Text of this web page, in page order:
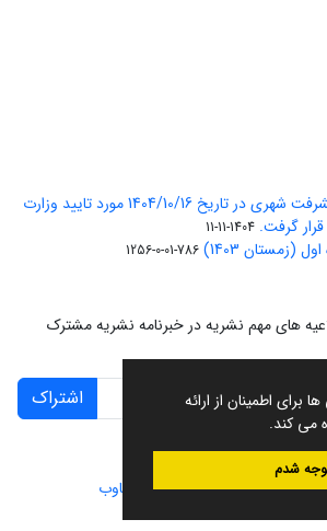
برای اطمینان از ارائه
می کند.
شدم
فصلنامه سیاستگذاری پیشرفت شهری در تاریخ 1404/10/16 مورد تایید وزارت
گرفت. 1404-11-11
(زمستان 1403) 786-01-0-1256
های مهم نشریه در خبرنامه نشریه مشترک
اشتراک
علمی.طراحی و پیاده سازی از سیناوب